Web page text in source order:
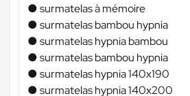
● surmatelas à mémoire
● surmatelas bambou hypnia
● surmatelas hypnia bambou
● surmatelas bambou hypnia
● surmatelas hypnia 140x190
● surmatelas hypnia 140x200